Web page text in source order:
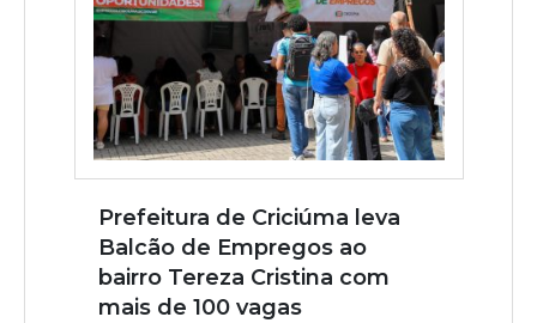
Prefeitura de Criciúma leva
Balcão de Empregos ao
bairro Tereza Cristina com
mais de 100 vagas